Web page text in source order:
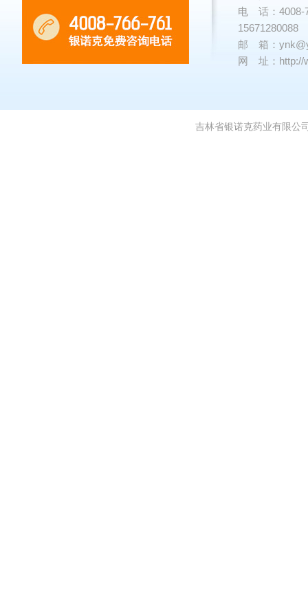
电 话：4008-
15671280088
邮 箱：
网 址： http://
吉林省银诺克药业有限公